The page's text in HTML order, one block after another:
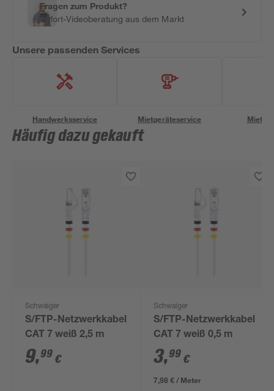
Fragen zum Produkt?
Sofort-Videoberatung aus dem Markt
Unsere passenden Services
Handwerksservice Mietgeräteservice
Häufig dazu gekauft
Schwaiger
S/FTP-Netzwerkkabel
CAT 7 weiß 2,5 m
9,99 €
Schwaiger
S/FTP-Netzwerkkabel
CAT 7 weiß 0,5 m
3,99 €
7,98 € / Meter